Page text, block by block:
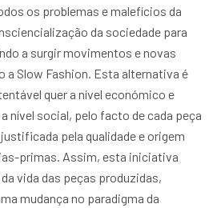
os problemas e malefícios da
da sociedade para
a surgir movimentos e novas
a Slow Fashion. Esta alternativa é
quer a nível económico e
nível social, pelo facto de cada peça
pela qualidade e origem
primas. Assim, esta iniciativa
vida das peças produzidas,
mudança no paradigma da